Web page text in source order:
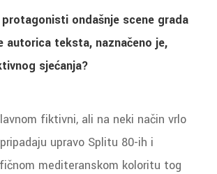
ondašnje scene grada
autorica teksta, naznačeno je,
sjećanja?
fiktivni, ali na neki način vrlo
upravo Splitu 80-ih i
mediteranskom koloritu tog